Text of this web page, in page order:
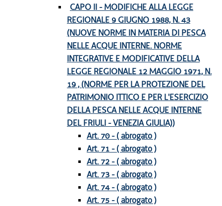
CAPO II - MODIFICHE ALLA LEGGE
REGIONALE 9 GIUGNO 1988, N. 43
(NUOVE NORME IN MATERIA DI PESCA
NELLE ACQUE INTERNE. NORME
INTEGRATIVE E MODIFICATIVE DELLA
LEGGE REGIONALE 12 MAGGIO 1971, N.
19 , (NORME PER LA PROTEZIONE DEL
PATRIMONIO ITTICO E PER L'ESERCIZIO
DELLA PESCA NELLE ACQUE INTERNE
DEL FRIULI - VENEZIA GIULIA))
Art. 70 - ( abrogato )
Art. 71 - ( abrogato )
Art. 72 - ( abrogato )
Art. 73 - ( abrogato )
Art. 74 - ( abrogato )
Art. 75 - ( abrogato )